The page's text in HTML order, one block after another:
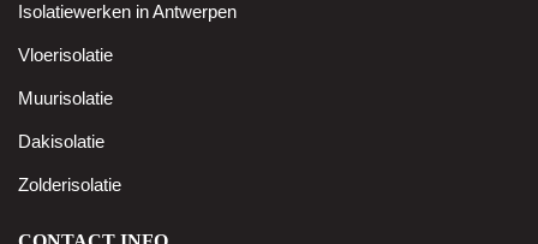
Isolatiewerken in Antwerpen
Vloerisolatie
Muurisolatie
Dakisolatie
Zolderisolatie